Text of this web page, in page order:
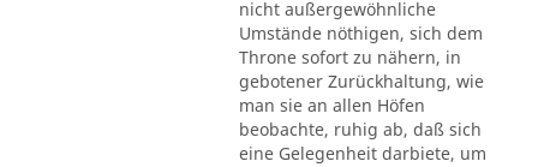
nicht außergewöhnliche
Umstände nöthigen, sich dem
Throne sofort zu nähern, in
gebotener Zurückhaltung, wie
man sie an allen Höfen
beobachte, ruhig ab, daß sich
eine Gelegenheit darbiete, um